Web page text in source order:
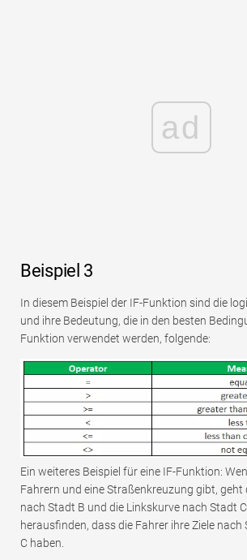
ad
Beispiel 3
In diesem Beispiel der IF-Funktion sind die
und ihre Bedeutung, die in den besten
Funktion verwendet werden, folgende:
Ein weiteres Beispiel für eine IF-Funktion:
Fahrern und eine Straßenkreuzung gibt, geht
nach Stadt B und die Linkskurve nach Stadt
herausfinden, dass die Fahrer ihre Ziele
C haben.